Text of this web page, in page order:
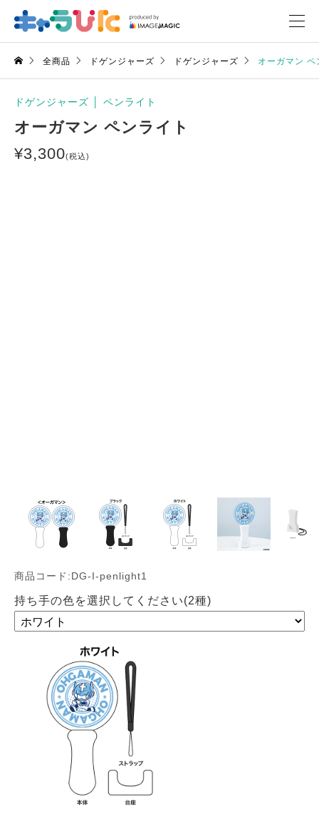
全商品 ドゲンジャーズ ドゲンジャーズ オーガマン ペ
ドゲンジャーズ ペンライト
オーガマン ペンライト
¥3,300(税込)
商品コード:DG-I-penlight1
持ち手の色を選択してください(2種)